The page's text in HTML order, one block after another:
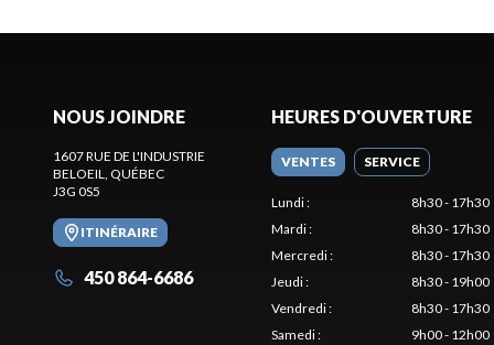
NOUS JOINDRE
1607 RUE DE L'INDUSTRIE
BELOEIL , QUÉBEC
J3G 0S5
ITINÉRAIRE
450 864-6686
HEURES D'OUVERTURE
VENTES SERVICE
Lundi:
8h30 - 17h30
Mardi:
8h30 - 17h30
Mercredi:
8h30 - 17h30
Jeudi:
8h30 - 19h00
Vendredi:
8h30 - 17h30
Samedi: 9h00 - 12h00